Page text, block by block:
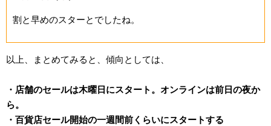
割と早めのスターとでしたね。
以上、まとめてみると、傾向としては、
・店舗のセールは木曜日にスタート。オンラインは前日の夜か
ら。
・百貨店セール開始の一週間前くらいにスタートする